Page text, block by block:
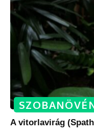
A vitorlavirág